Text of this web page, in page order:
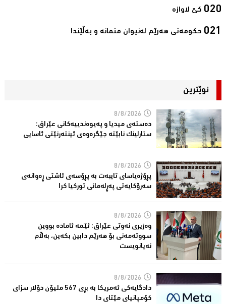
کێ لاوازە‌
حکومەتی هەرێم لەنیوان متمانە و بەڵێندا‌
نوێترین
8/8/2026
دەستەی میدیا و پەیوەندییەكانی عێراق:
ستارلینك نابێتە جێگرەوەی ئینتەرنێتی ئاسایی
8/8/2026
پڕۆژەیاسای تایبەت بە پڕۆسەی ئاشتی ڕەوانەی
سەرۆكایەتی پەڕلەمانی توركیا كرا
8/8/2026
وەزیری نەوتی عێراق: ئێمە ئامادە بووین
سووتەمەنی بۆ هەرێم دابین بكەین، بەڵام
نەیانویست
8/8/2026
دادگایەكی ئەمریكا بە بڕی 567 ملیۆن دۆلار سزای
كۆمپانیای مێتای دا